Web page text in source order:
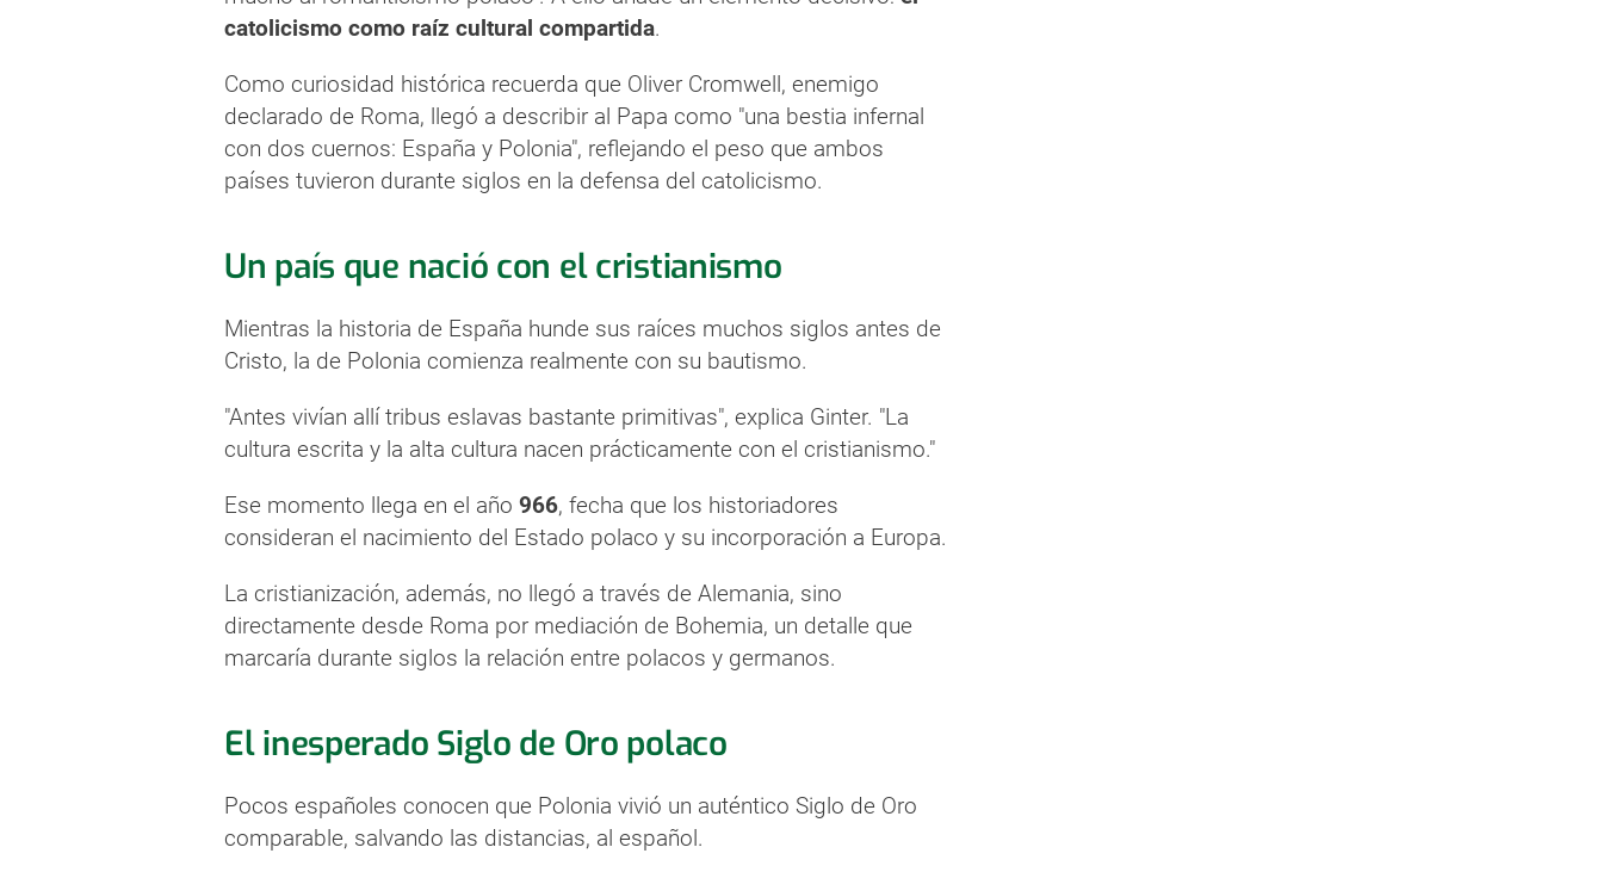
catolicismo como raíz cultural compartida.
Como curiosidad histórica recuerda que Oliver Cromwell, enemigo
declarado de Roma, llegó a describir al Papa como "una bestia infernal
con dos cuernos: España y Polonia", reflejando el peso que ambos
países tuvieron durante siglos en la defensa del catolicismo.
Un país que nació con el cristianismo
Mientras la historia de España hunde sus raíces muchos siglos antes de
Cristo, la de Polonia comienza realmente con su bautismo.
"Antes vivían allí tribus eslavas bastante primitivas", explica Ginter. "La
cultura escrita y la alta cultura nacen prácticamente con el cristianismo."
Ese momento llega en el año 966, fecha que los historiadores
consideran el nacimiento del Estado polaco y su incorporación a Europa.
La cristianización, además, no llegó a través de Alemania, sino
directamente desde Roma por mediación de Bohemia, un detalle que
marcaría durante siglos la relación entre polacos y germanos.
El inesperado Siglo de Oro polaco
Pocos españoles conocen que Polonia vivió un auténtico Siglo de Oro
comparable, salvando las distancias, al español.